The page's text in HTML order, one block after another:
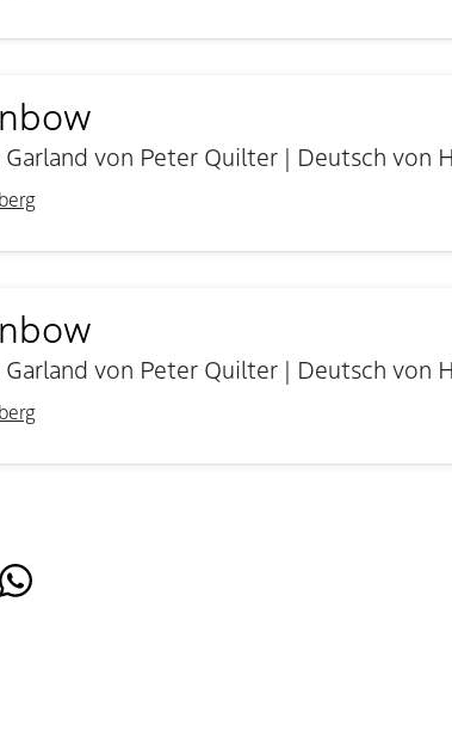
von Peter Quilter | Deutsch von
von Peter Quilter | Deutsch von